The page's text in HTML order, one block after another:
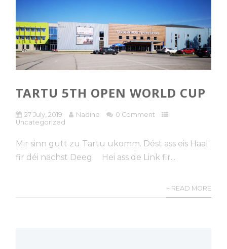
TARTU 5TH OPEN WORLD CUP
27 July, 2019 Nadine
0 Comment
Uncategorized
Mir sinn gutt zu Tartu ukomm. Dést ass eis Haal
fir déi nächst Deeg. Hei ass de Link fir...
+ READ MORE